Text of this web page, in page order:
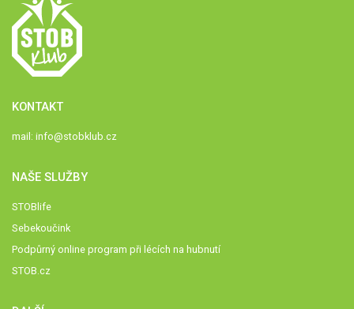
KONTAKT
mail: info@stobklub.cz
NAŠE SLUŽBY
STOBlife
Sebekoučink
Podpůrný online program při lécích na hubnutí
STOB.cz